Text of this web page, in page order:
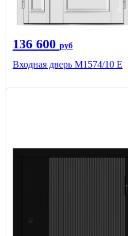
136 600 руб
Входная дверь М1574/10 Е